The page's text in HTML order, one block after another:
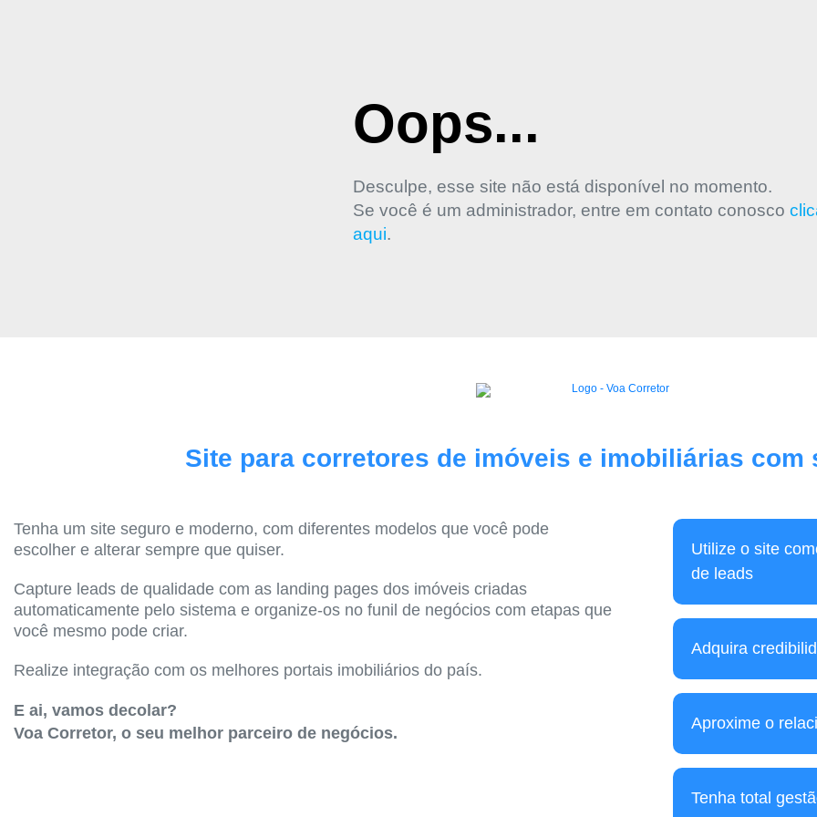
Oops...
Desculpe, esse site não está disponível no momento.
Se você é um administrador, entre em contato conosco
aqui.
Site para corretores de imóveis e imobiliárias com
Tenha um site seguro e moderno, com diferentes modelos que você pode
escolher e alterar sempre que quiser.
Capture leads de qualidade com as landing pages dos imóveis criadas
automaticamente pelo sistema e organize-os no funil de negócios com etapas que
você mesmo pode criar.
Realize integração com os melhores portais imobiliários do país.
E ai, vamos decolar?
Voa Corretor, o seu melhor parceiro de negócios.
Utilize o site
de leads
Adquira
Aproxime o
Tenha total